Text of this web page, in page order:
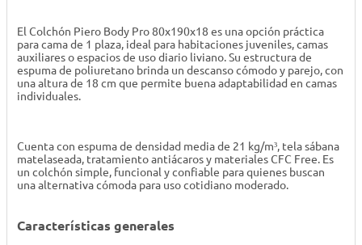
El Colchón Piero Body Pro 80x190x18 es una opción práctica
para cama de 1 plaza, ideal para habitaciones juveniles, camas
auxiliares o espacios de uso diario liviano. Su estructura de
espuma de poliuretano brinda un descanso cómodo y parejo, con
una altura de 18 cm que permite buena adaptabilidad en camas
individuales.
Cuenta con espuma de densidad media de 21 kg/m³, tela sábana
matelaseada, tratamiento antiácaros y materiales CFC Free. Es
un colchón simple, funcional y confiable para quienes buscan
una alternativa cómoda para uso cotidiano moderado.
Características generales